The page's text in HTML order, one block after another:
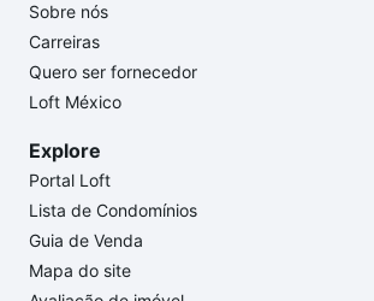
Sobre nós
Carreiras
Quero ser fornecedor
Loft México
Explore
Portal Loft
Lista de Condomínios
Guia de Venda
Mapa do site